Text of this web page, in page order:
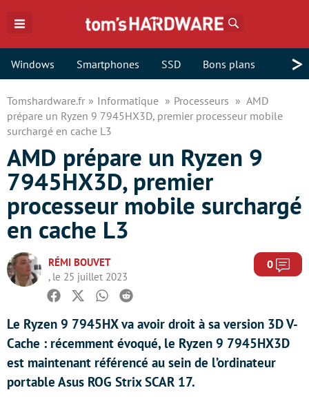
Windows Smartphones SSD Bons plans >
Tomshardware.fr Informatique Processeurs
AMD
prépare un Ryzen 9 7945HX3D, premier processeur mobile
surchargé en cache L3
AMD prépare un Ryzen 9
7945HX3D, premier
processeur mobile surchargé
en cache L3
RÉMI BOUVET
, le 25 juillet 2023
0
Facebook
TwitterWhatsapp
Reddit
Le Ryzen 9 7945HX va avoir droit à sa version 3D V-
Cache : récemment évoqué, le Ryzen 9 7945HX3D
est maintenant référencé au sein de l’ordinateur
portable Asus ROG Strix SCAR 17.